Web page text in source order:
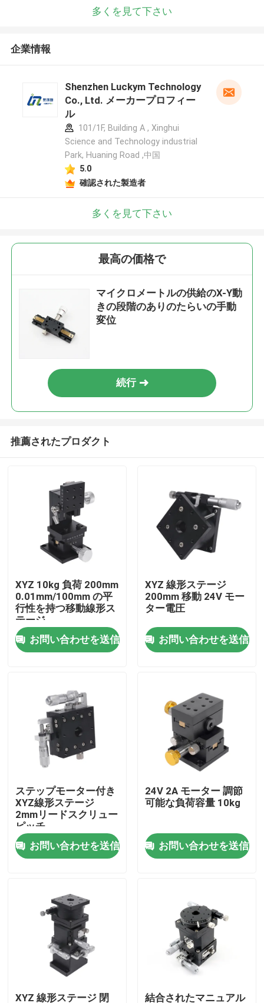
プロダクト
VRショー
工場旅行
品質管理
ニュース
精密CNCは部品を機械で造った
多くを見て下さい
企業情報
Shenzhen Luckym Technology
Co., Ltd. メーカープロフィー
ル
101/1F, Building A , Xinghui
Science and Technology industrial
Park, Huaning Road ,中国
5.0
確認された製造者
多くを見て下さい
最高の価格で
マイクロメートルの供給のX-Y動
きの段階のありのたらいの手動
変位
続行
推薦されたプロダクト
XYZ 10kg 負荷 200mm
0.01mm/100mm の平
行性を持つ移動線形ス
テージ
お問い合わせを送信
XYZ 線形ステージ
200mm 移動 24V モー
ター電圧
お問い合わせを送信
ステップモーター付き
XYZ線形ステージ
2mmリードスクリュー
ピッチ
0.01mm/100mm 直さ
お問い合わせを送信
24V 2A モーター 調節
可能な負荷容量 10kg
お問い合わせを送信
XYZ 線形ステージ 閉 結合されたマニュアル